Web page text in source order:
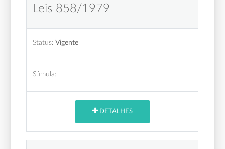
Leis 858/1979
Status: Vigente
Súmula:
DETALHES